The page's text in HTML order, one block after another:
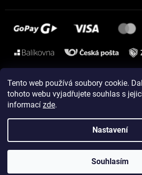
Tento web používá soubory cookie.
tohoto webu vyjadřujete souhlas s
informací zde.
Nastavení
Souhlasím
Instagram
Vytvořil Shoptet
Copyright 2026ELEVEN sportswear.
Upravit nastavení